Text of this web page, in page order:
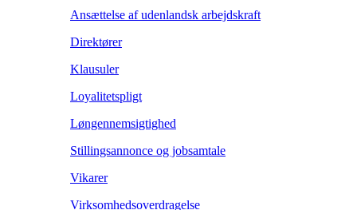
Ansættelse af udenlandsk arbejdskraft
Direktører
Klausuler
Loyalitetspligt
Løngennemsigtighed
Stillingsannonce og jobsamtale
Vikarer
Virksomhedsoverdragelse